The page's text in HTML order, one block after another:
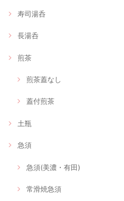
寿司湯呑
長湯呑
煎茶
煎茶蓋なし
蓋付煎茶
土瓶
急須
急須(美濃・有田)
常滑焼急須